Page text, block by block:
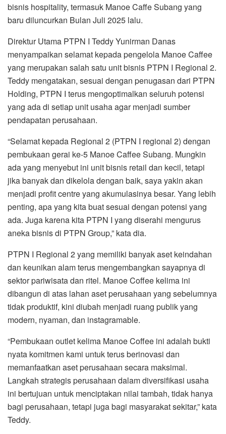
bisnis hospitality, termasuk Manoe Caffe Subang yang
baru diluncurkan Bulan Juli 2025 lalu.
Direktur Utama PTPN I Teddy Yunirman Danas
menyampaikan selamat kepada pengelola Manoe Caffee
yang merupakan salah satu unit bisnis PTPN I Regional 2.
Teddy mengatakan, sesuai dengan penugasan dari PTPN
Holding, PTPN I terus mengoptimalkan seluruh potensi
yang ada di setiap unit usaha agar menjadi sumber
pendapatan perusahaan.
“Selamat kepada Regional 2 (PTPN I regional 2) dengan
pembukaan gerai ke-5 Manoe Caffee Subang. Mungkin
ada yang menyebut ini unit bisnis retail dan kecil, tetapi
jika banyak dan dikelola dengan baik, saya yakin akan
menjadi profit centre yang akumulasinya besar. Yang lebih
penting, apa yang kita buat sesuai dengan potensi yang
ada. Juga karena kita PTPN I yang diserahi mengurus
aneka bisnis di PTPN Group,” kata dia.
PTPN I Regional 2 yang memiliki banyak aset keindahan
dan keunikan alam terus mengembangkan sayapnya di
sektor pariwisata dan ritel. Manoe Coffee kelima ini
dibangun di atas lahan aset perusahaan yang sebelumnya
tidak produktif, kini diubah menjadi ruang publik yang
modern, nyaman, dan instagramable.
“Pembukaan outlet kelima Manoe Coffee ini adalah bukti
nyata komitmen kami untuk terus berinovasi dan
memanfaatkan aset perusahaan secara maksimal.
Langkah strategis perusahaan dalam diversifikasi usaha
ini bertujuan untuk menciptakan nilai tambah, tidak hanya
bagi perusahaan, tetapi juga bagi masyarakat sekitar,” kata
Teddy.